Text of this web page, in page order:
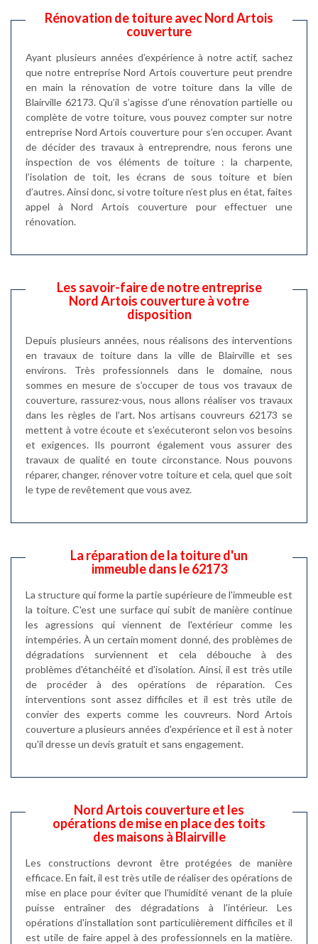
Rénovation de toiture avec Nord Artois
couverture
Ayant plusieurs années d’expérience à notre actif, sachez
que notre entreprise Nord Artois couverture peut prendre
en main la rénovation de votre toiture dans la ville de
Blairville 62173. Qu’il s’agisse d’une rénovation partielle ou
complète de votre toiture, vous pouvez compter sur notre
entreprise Nord Artois couverture pour s’en occuper. Avant
de décider des travaux à entreprendre, nous ferons une
inspection de vos éléments de toiture : la charpente,
l’isolation de toit, les écrans de sous toiture et bien
d’autres. Ainsi donc, si votre toiture n’est plus en état, faites
appel à Nord Artois couverture pour effectuer une
rénovation.
Les savoir-faire de notre entreprise
Nord Artois couverture à votre
disposition
Depuis plusieurs années, nous réalisons des interventions
en travaux de toiture dans la ville de Blairville et ses
environs. Très professionnels dans le domaine, nous
sommes en mesure de s’occuper de tous vos travaux de
couverture, rassurez-vous, nous allons réaliser vos travaux
dans les règles de l’art. Nos artisans couvreurs 62173 se
mettent à votre écoute et s’exécuteront selon vos besoins
et exigences. Ils pourront également vous assurer des
travaux de qualité en toute circonstance. Nous pouvons
réparer, changer, rénover votre toiture et cela, quel que soit
le type de revêtement que vous avez.
La réparation de la toiture d'un
immeuble dans le 62173
La structure qui forme la partie supérieure de l'immeuble est
la toiture. C'est une surface qui subit de manière continue
les agressions qui viennent de l'extérieur comme les
intempéries. À un certain moment donné, des problèmes de
dégradations surviennent et cela débouche à des
problèmes d'étanchéité et d'isolation. Ainsi, il est très utile
de procéder à des opérations de réparation. Ces
interventions sont assez difficiles et il est très utile de
convier des experts comme les couvreurs. Nord Artois
couverture a plusieurs années d'expérience et il est à noter
qu'il dresse un devis gratuit et sans engagement.
Nord Artois couverture et les
opérations de mise en place des toits
des maisons à Blairville
Les constructions devront être protégées de manière
efficace. En fait, il est très utile de réaliser des opérations de
mise en place pour éviter que l'humidité venant de la pluie
puisse entraîner des dégradations à l'intérieur. Les
opérations d'installation sont particulièrement difficiles et il
est utile de faire appel à des professionnels en la matière.